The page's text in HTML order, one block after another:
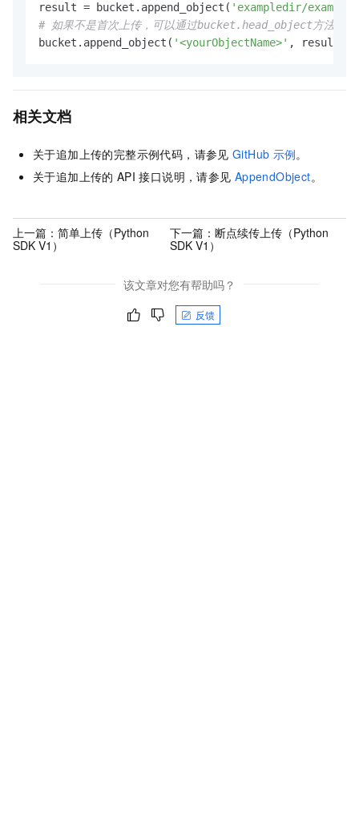
result = bucket.append_object( 'exampledir/
# 如果不是首次上传，可以通过bucket.head_object方法或
bucket.append_object( '<yourObjectName>' ,
相关文档
关于追加上传的完整示例代码，请参见 GitHub 示例。
关于追加上传的 API 接口说明，请参见 AppendObject。
上一篇： 简单上传（Python
SDK V1）
下一篇：断点续传上传（Python
SDK V1）
该文章对您有帮助吗？
反馈